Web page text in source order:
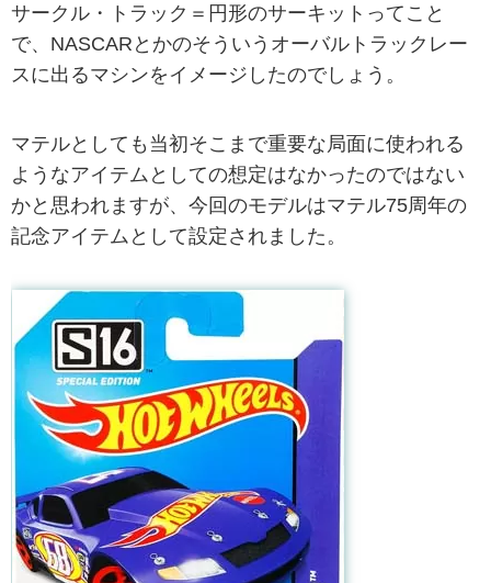
サークル・トラック＝円形のサーキットってこと
で、NASCARとかのそういうオーバルトラックレー
スに出るマシンをイメージしたのでしょう。
マテルとしても当初そこまで重要な局面に使われる
ようなアイテムとしての想定はなかったのではない
かと思われますが、今回のモデルはマテル75周年の
記念アイテムとして設定されました。